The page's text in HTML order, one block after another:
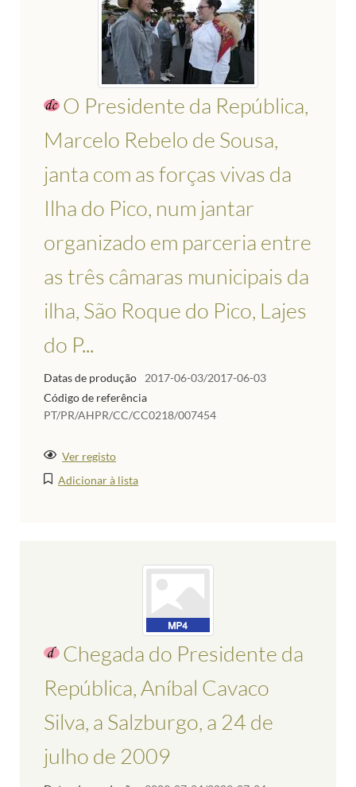
O Presidente da República,
Marcelo Rebelo de Sousa,
janta com as forças vivas da
Ilha do Pico, num jantar
organizado em parceria entre
as três câmaras municipais da
ilha, São Roque do Pico, Lajes
do P...
Datas de produção
2017-06-03/2017-06-03
Código de referência
PT/PR/AHPR/CC/CC0218/007454
Ver registo
Adicionar à lista
Chegada do Presidente da
República, Aníbal Cavaco
Silva, a Salzburgo, a 24 de
julho de 2009